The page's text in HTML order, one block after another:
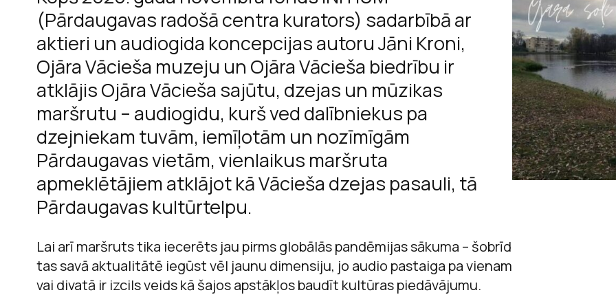
Raiņa un
Jaņa Rozentāla
Andreja Upīša
Andreja Upīša
Ojāra Vācieša
Andrejs Upīts
Ojārs Vācietis
Viegli lasīt
Sarunas
Mācību
(Pārdaugavas radošā centra kurators) sadarbībā ar
aktieri un audiogida koncepcijas autoru Jāni Kroni,
Ojāra Vācieša muzeju un Ojāra Vācieša biedrību ir
atklājis Ojāra Vācieša sajūtu, dzejas un mūzikas
maršrutu – audiogidu, kurš ved dalībniekus pa
dzejniekam tuvām, iemīļotām un nozīmīgām
Pārdaugavas vietām, vienlaikus maršruta
apmeklētājiem atklājot kā Vācieša dzejas pasauli, tā
Pārdaugavas kultūrtelpu.
Lai arī maršruts tika iecerēts jau pirms globālās pandēmijas sākuma – šobrīd
tas savā aktualitātē iegūst vēl jaunu dimensiju, jo audio pastaiga pa vienam
vai divatā ir izcils veids kā šajos apstākļos baudīt kultūras piedāvājumu.